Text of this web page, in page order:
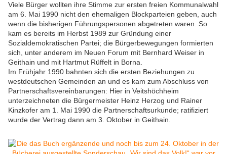
Viele Bürger wollten ihre Stimme zur ersten freien Kommunalwahl
am 6. Mai 1990 nicht den ehemaligen Blockparteien geben, auch
wenn die bisherigen Führungspersonen abgetreten waren. So
kam es bereits im Herbst 1989 zur Gründung einer
Sozialdemokratischen Partei; die Bürgerbewegungen formierten
sich, unter anderem im Neuen Forum mit Bernhard Weiser in
Geithain und mit Hartmut Rüffelt in Borna.
Im Frühjahr 1990 bahnten sich die ersten Beziehungen zu
westdeutschen Gemeinden an und es kam zum Abschluss von
Partnerschaftsvereinbarungen: Hier in Veitshöchheim
unterzeichneten die Bürgermeister Heinz Herzog und Rainer
Kinzkofer am 1. Mai 1990 die Partnerschaftsurkunde; ratifiziert
wurde der Vertrag dann am 3. Oktober in Geithain.